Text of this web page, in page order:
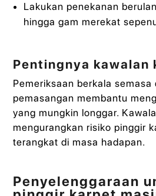
Lakukan penekanan
hingga gam merekat
Pentingnya kawalan
Pemeriksaan berkala semasa
pemasangan membantu
yang mungkin longgar.
mengurangkan risiko pinggir
terangkat di masa hadapan.
Penyelenggaraan